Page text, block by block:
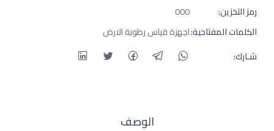
رمز التخزين:
000
الكلمات المفتاحية:اجهزة قياس رطوبة الارض
شـارك:
الوصف